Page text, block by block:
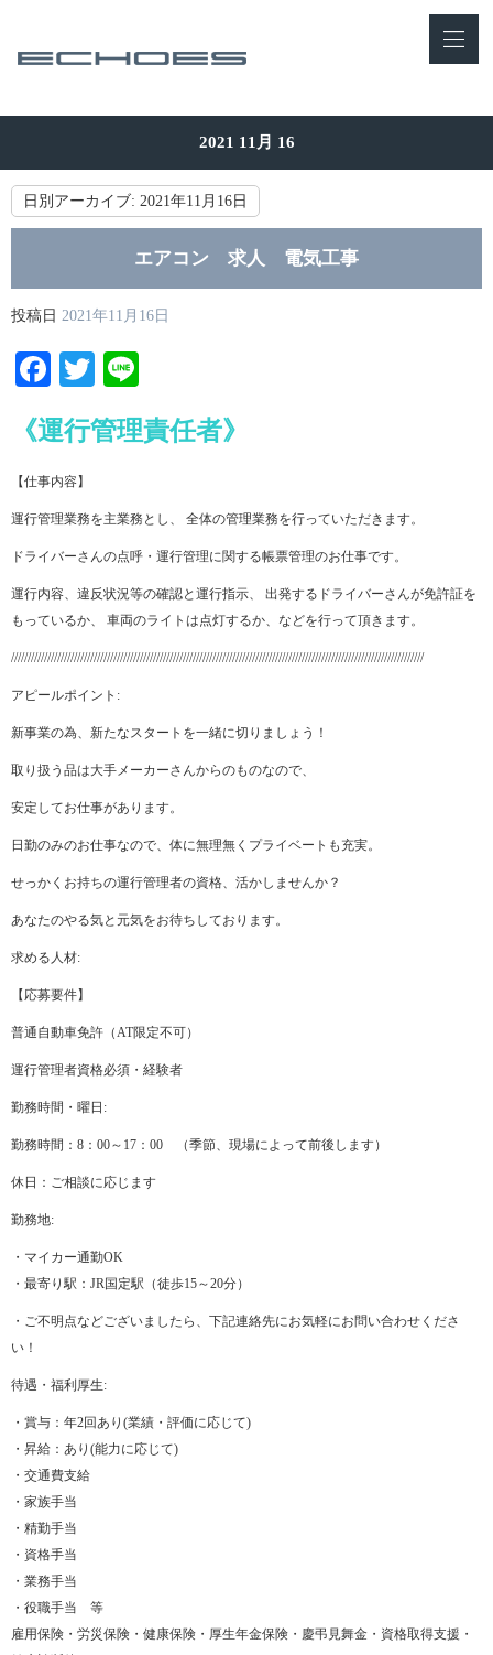
2021 11月 16
日別アーカイブ: 2021年11月16日
エアコン 求人 電気工事
投稿日 2021年11月16日
Facebook
Twitter
《運行管理責任者》
【仕事内容】
運行管理業務を主業務とし、 全体の管理業務を行っていただきます。
ドライバーさんの点呼・運行管理に関する帳票管理のお仕事です。
運行内容、違反状況等の確認と運行指示、 出発するドライバーさんが免許証を
もっているか、 車両のライトは点灯するか、などを行って頂きます。
/////////////////////////////////////////////////////////////////////////////////////////////////////////////////////////////
アピールポイント:
新事業の為、新たなスタートを一緒に切りましょう！
取り扱う品は大手メーカーさんからのものなので、
安定してお仕事があります。
日勤のみのお仕事なので、体に無理無くプライベートも充実。
せっかくお持ちの運行管理者の資格、活かしませんか？
あなたのやる気と元気をお待ちしております。
求める人材:
【応募要件】
普通自動車免許（AT限定不可）
運行管理者資格必須・経験者
勤務時間・曜日:
勤務時間：8：00～17：00 （季節、現場によって前後します）
休日：ご相談に応じます
勤務地:
・マイカー通勤OK
・最寄り駅：JR国定駅（徒歩15～20分）
・ご不明点などございましたら、下記連絡先にお気軽にお問い合わせくださ
い！
待遇・福利厚生:
・賞与：年2回あり(業績・評価に応じて)
・昇給：あり(能力に応じて)
・交通費支給
・家族手当
・精勤手当
・資格手当
・業務手当
・役職手当 等
雇用保険・労災保険・健康保険・厚生年金保険・慶弔見舞金・資格取得支援・